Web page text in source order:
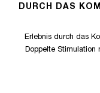
DURCH DAS
Erlebnis durch das
Doppelte Stimulation